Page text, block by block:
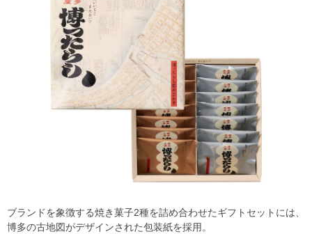
ブランドを象徴する焼き菓子2種を詰め合わせたギフトセットには、
博多の古地図がデザインされた包装紙を採用。